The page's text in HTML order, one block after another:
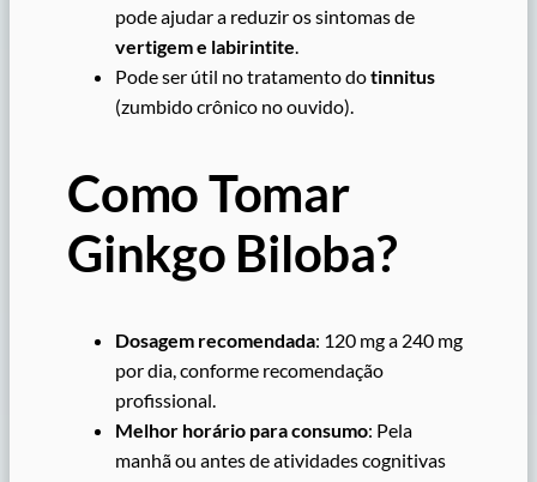
pode ajudar a reduzir os sintomas de
vertigem e labirintite.
Pode ser útil no tratamento dotinnitus
(zumbido crônico no ouvido).
Como Tomar
Ginkgo Biloba?
Dosagem recomendada: 120 mg a 240 mg
por dia, conforme recomendação
profissional.
Melhor horário para consumo: Pela
manhã ou antes de atividades cognitivas